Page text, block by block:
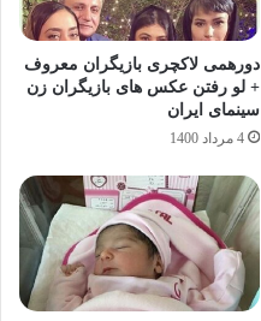
دورهمی لاکچری بازیگران معروف
+ لو رفتن عکس های بازیگران زن
سینمای ایران
4 مرداد 1400